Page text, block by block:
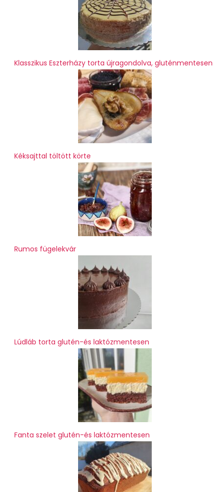
Klasszikus Eszterházy torta újragondolva, gluténmentesen
Kéksajttal töltött körte
Rumos fügelekvár
Lúdláb torta glutén-és laktózmentesen
Fanta szelet glutén-és laktózmentesen